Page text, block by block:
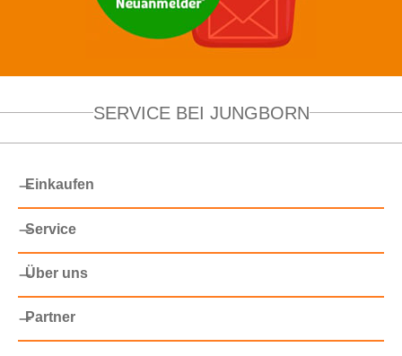
SERVICE BEI JUNGBORN
Einkaufen
Service
Über uns
Partner